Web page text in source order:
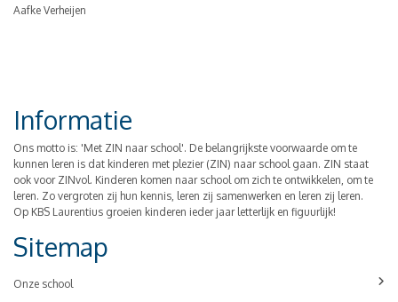
Aafke Verheijen
Informatie
Ons motto is: 'Met ZIN naar school'. De belangrijkste voorwaarde om te
kunnen leren is dat kinderen met plezier (ZIN) naar school gaan. ZIN staat
ook voor ZINvol. Kinderen komen naar school om zich te ontwikkelen, om te
leren. Zo vergroten zij hun kennis, leren zij samenwerken en leren zij leren.
Op KBS Laurentius groeien kinderen ieder jaar letterlijk en figuurlijk!
Sitemap
Onze school